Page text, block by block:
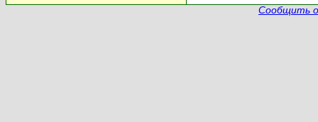
Сообщить о